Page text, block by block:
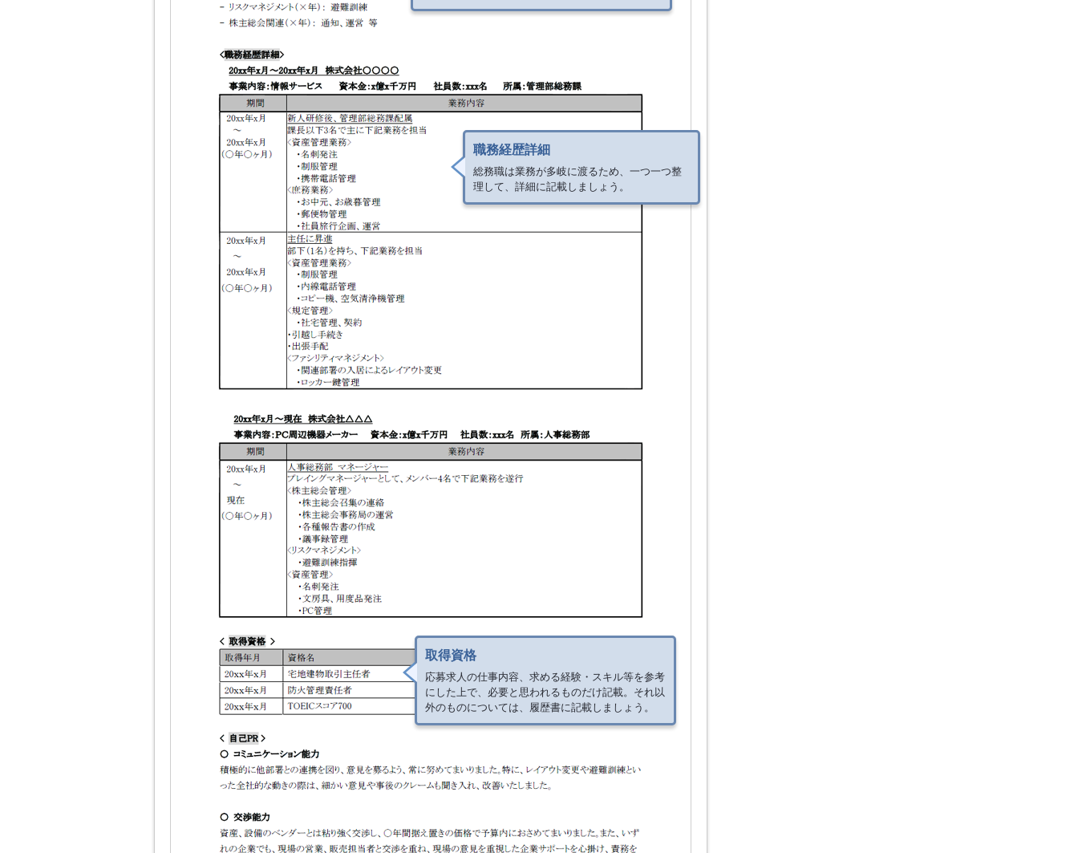
職務経歴詳細
総務職は業務が多岐に渡るため、一つ一つ整
理して、詳細に記載しましょう。
取得資格
応募求人の仕事内容、求める経験・スキル等を参考
にした上で、必要と思われるものだけ記載。それ以
外のものについては、履歴書に記載しましょう。